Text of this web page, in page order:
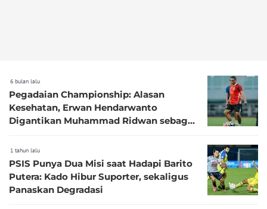
6 bulan lalu
Pegadaian Championship: Alasan
Kesehatan, Erwan Hendarwanto
Digantikan Muhammad Ridwan sebagai
1 tahun lalu
PSIS Punya Dua Misi saat Hadapi Barito
Putera: Kado Hibur Suporter, sekaligus
Panaskan Degradasi